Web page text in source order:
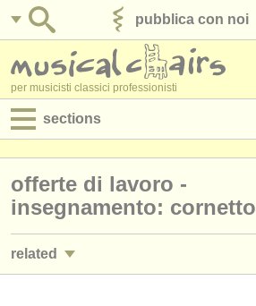
pubblica con noi
per musicisti classici professionisti
sections
jobs - spettacolo
jobs - insegnamento
jobs - amministrazione
offerte di lavoro -
insegnamento: cornetto
related